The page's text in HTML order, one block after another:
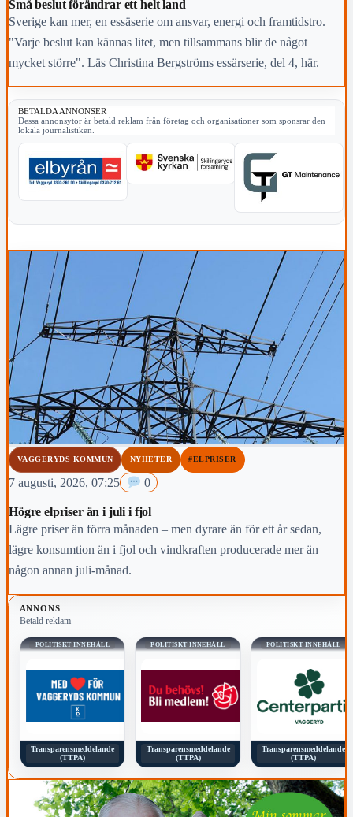
Små beslut förändrar ett helt land
Sverige kan mer, en essäserie om ansvar, energi och framtidstro.
"Varje beslut kan kännas litet, men tillsammans blir de något
mycket större". Läs Christina Bergströms essärserie, del 4, här.
BETALDA ANNONSER
Dessa annonsytor är betald reklam från företag och organisationer som sponsrar den
lokala journalistiken.
VAGGERYDS KOMMUN NYHETER #ELPRISER
7 augusti, 2026, 07:25 0
Högre elpriser än i juli i fjol
Lägre priser än förra månaden – men dyrare än för ett år sedan,
lägre konsumtion än i fjol och vindkraften producerade mer än
någon annan juli-månad.
ANNONS
Betald reklam
POLITISKT INNEHÅLL
Transparensmeddelande
(TTPA)
POLITISKT INNEHÅLL
Transparensmeddelande
(TTPA)
POLITISKT INNEHÅLL
Transparensmeddelande
(TTPA)